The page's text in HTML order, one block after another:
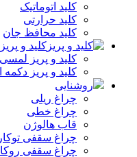
کلید اتوماتیک
کلید حرارتی
کلید محافظ جان
کلید و پریز
کلید و پریز لمسی
کلید و پریز دکمه‌
روشنایی
چراغ ریلی
چراغ خطی
قاب هالوژن
چراغ سقفی توکار
چراغ سقفی